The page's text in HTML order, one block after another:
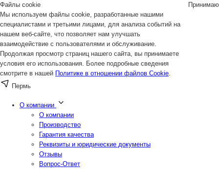
Файлы cookie
Мы используем файлы cookie, разработанные нашими
специалистами и третьими лицами, для анализа событий на
нашем веб-сайте, что позволяет нам улучшать
взаимодействие с пользователями и обслуживание.
Продолжая просмотр страниц нашего сайта, вы принимаете
условия его использования. Более подробные сведения
смотрите в нашей Политике в отношении файлов Cookie.
Принимаю
Пермь
О компании
О компании
Производство
Гарантия качества
Реквизиты и юридические документы
Отзывы
Вопрос-Ответ